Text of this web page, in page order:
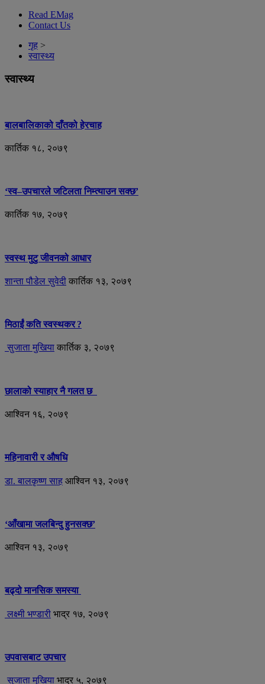
Read EMag
Contact Us
गृह >
स्वास्थ्य
स्वास्थ्य
बालबालिकाको दाँतको हेरचाह
कार्तिक १८, २०७९
‘स्व–उपचारले जटिलता निम्त्याउन सक्छ’
कार्तिक १७, २०७९
स्वस्थ मुटु जीवनको आधार
शान्ता पौडेल सुवेदी कार्तिक १३, २०७९
मिठाईं कति स्वस्थकर ?
सुजाता मुखिया कार्तिक ३, २०७९
छालाको स्याहार नै गलत छ
आश्विन १६, २०७९
महिनावारी र औषधि
डा. बालकृष्ण साह आश्विन १३, २०७९
‘आँखामा जलबिन्दु हुनसक्छ’
आश्विन १३, २०७९
बढ्दो मानसिक समस्या
लक्ष्मी भण्डारी भाद्र १७, २०७९
उपवासबाट उपचार
सुजाता मुखिया भाद्र ५, २०७९